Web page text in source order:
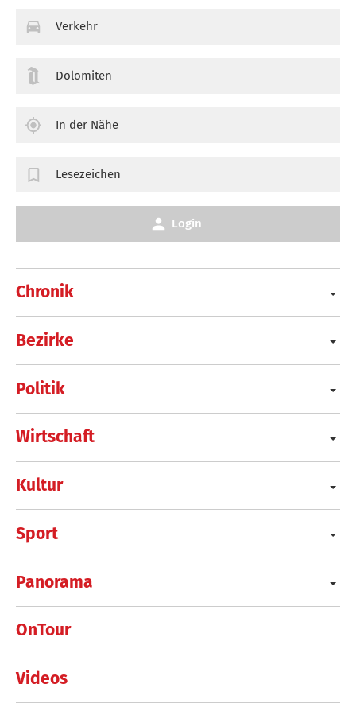
Chronik
Bezirke
Politik
Wirtschaft
Kultur
Sport
Panorama
OnTour
Videos
Verkehr
Dolomiten
In der Nähe
Lesezeichen
Login